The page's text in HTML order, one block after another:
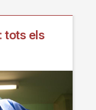
tots els